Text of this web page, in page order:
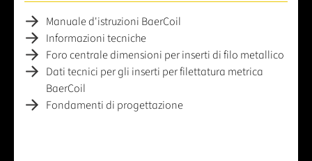
Manuale d'istruzioni BaerCoil
Informazioni tecniche
Foro centrale dimensioni per inserti di filo metallico
Dati tecnici per gli inserti per filettatura metrica
BaerCoil
Fondamenti di progettazione